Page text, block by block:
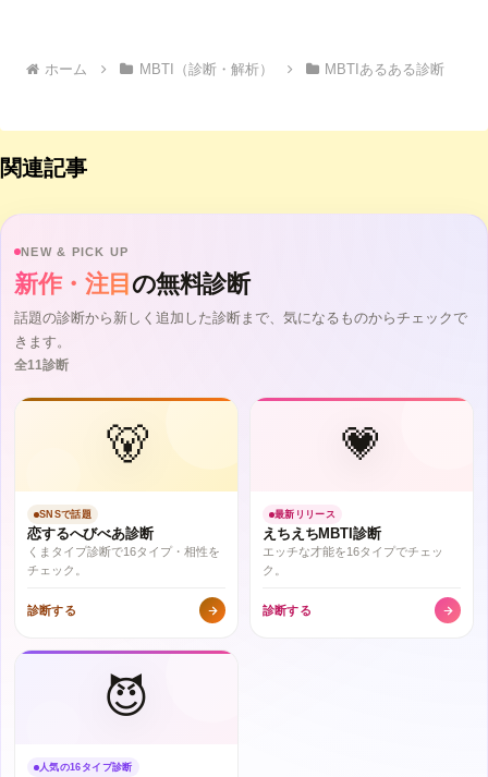
ホーム MBTI（診断・解析） MBTIあるある診断
関連記事
NEW & PICK UP
新作・注目 の無料診断
話題の診断から新しく追加した診断まで、気になるものからチェックで
きます。
全11診断
🐻
SNSで話題
恋するへびべあ診断
くまタイプ診断で16タイプ・相性を
チェック。
診断する
💗
最新リリース
えちえちMBTI診断
エッチな才能を16タイプでチェッ
ク。
診断する
😈
人気の16タイプ診断